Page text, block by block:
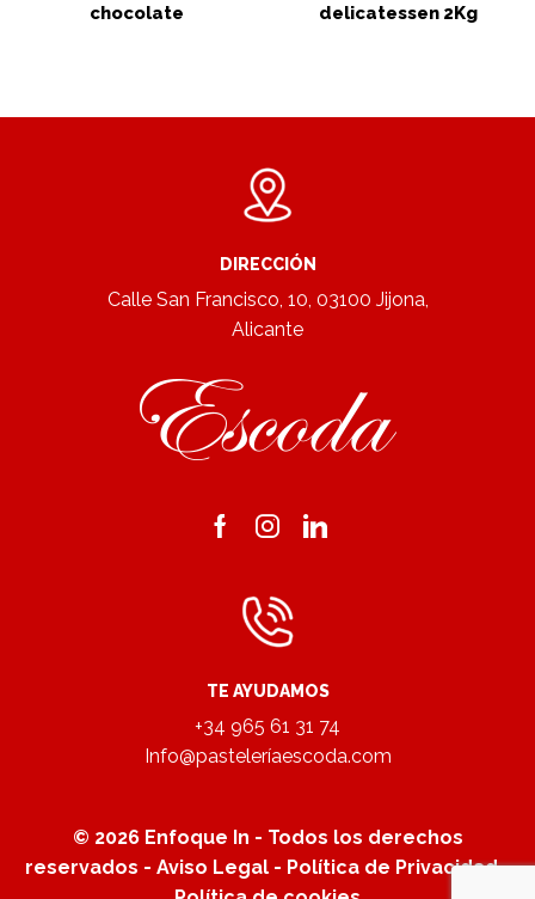
chocolate
delicatessen 2Kg
DIRECCIÓN
Calle San Francisco, 10, 03100 Jijona,
Alicante
Facebook
Instagram
Linkedin
TE AYUDAMOS
+34 965 61 31 74
Info@pasteleríaescoda.com
© 2026 Enfoque In - Todos los derechos
reservados - Aviso Legal- Política de Privacidad-